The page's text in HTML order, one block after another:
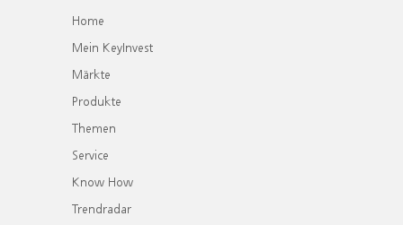
Home
Mein KeyInvest
Märkte
Produkte
Themen
Service
Know How
Trendradar